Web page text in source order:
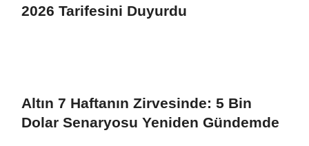
2026 Tarifesini Duyurdu
Altın 7 Haftanın Zirvesinde: 5 Bin
Dolar Senaryosu Yeniden Gündemde